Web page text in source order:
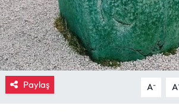
Paylaş A- A
Kültür Sanat
Laçin Haberleri
Magazin